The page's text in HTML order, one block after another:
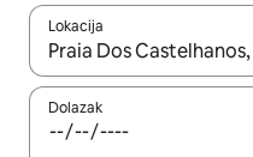
Lokacija
Kada budu dostupni
Dolazak